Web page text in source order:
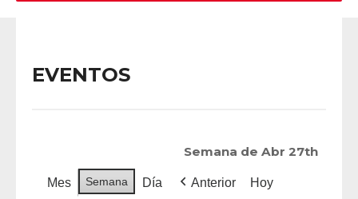
EVENTOS
Semana de Abr 27th
Mes Semana Día Anterior Hoy